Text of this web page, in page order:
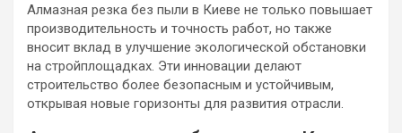
Алмазная резка без пыли в Киеве не только повышает
производительность и точность работ, но также
вносит вклад в улучшение экологической обстановки
на стройплощадках. Эти инновации делают
строительство более безопасным и устойчивым,
открывая новые горизонты для развития отрасли.